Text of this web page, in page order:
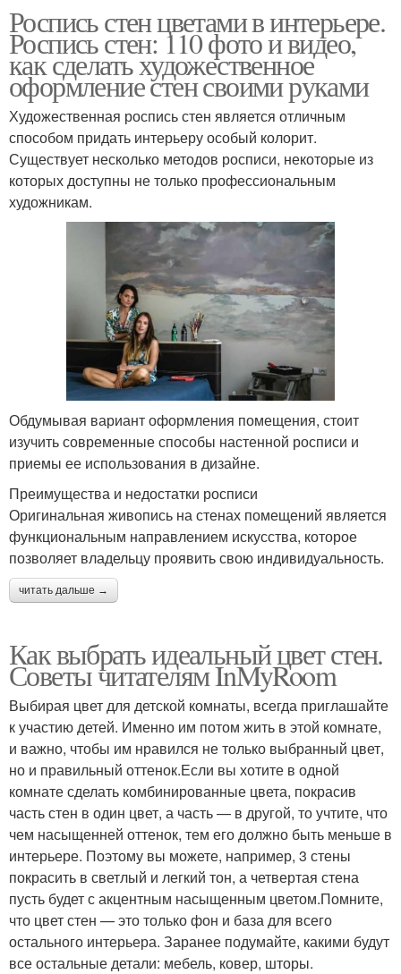
Роспись стен цветами в интерьере.
Роспись стен: 110 фото и видео,
как сделать художественное
оформление стен своими руками
Художественная роспись стен является отличным
способом придать интерьеру особый колорит.
Существует несколько методов росписи, некоторые из
которых доступны не только профессиональным
художникам.
Обдумывая вариант оформления помещения, стоит
изучить современные способы настенной росписи и
приемы ее использования в дизайне.
Преимущества и недостатки росписи
Оригинальная живопись на стенах помещений является
функциональным направлением искусства, которое
позволяет владельцу проявить свою индивидуальность.
читать дальше →
Как выбрать идеальный цвет стен.
Советы читателям InMyRoom
Выбирая цвет для детской комнаты, всегда приглашайте
к участию детей. Именно им потом жить в этой комнате,
и важно, чтобы им нравился не только выбранный цвет,
но и правильный оттенок.Если вы хотите в одной
комнате сделать комбинированные цвета, покрасив
часть стен в один цвет, а часть — в другой, то учтите, что
чем насыщенней оттенок, тем его должно быть меньше в
интерьере. Поэтому вы можете, например, 3 стены
покрасить в светлый и легкий тон, а четвертая стена
пусть будет с акцентным насыщенным цветом.Помните,
что цвет стен — это только фон и база для всего
остального интерьера. Заранее подумайте, какими будут
все остальные детали: мебель, ковер, шторы.